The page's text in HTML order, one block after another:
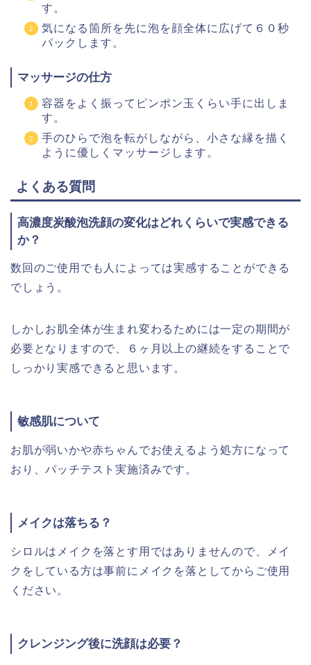
す。
気になる箇所を先に泡を顔全体に広げて６０秒
パックします。
マッサージの仕方
容器をよく振ってピンポン玉くらい手に出しま
す。
手のひらで泡を転がしながら、小さな縁を描く
ように優しくマッサージします。
よくある質問
高濃度炭酸泡洗顔の変化はどれくらいで実感できる
か？
数回のご使用でも人によっては実感することができる
でしょう。
しかしお肌全体が生まれ変わるためには一定の期間が
必要となりますので、６ヶ月以上の継続をすることで
しっかり実感できると思います。
敏感肌について
お肌が弱いかや赤ちゃんでお使えるよう処方になって
おり、パッチテスト実施済みです。
メイクは落ちる？
シロルはメイクを落とす用ではありませんので、メイ
クをしている方は事前にメイクを落としてからご使用
ください。
クレンジング後に洗顔は必要？